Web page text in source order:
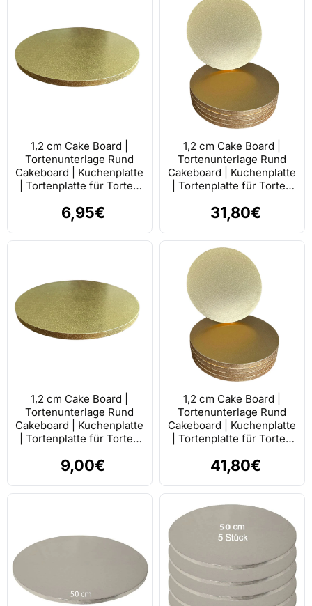
1,2 cm Cake Board |
Tortenunterlage Rund
Cakeboard | Kuchenplatte
| Tortenplatte für Torten
6,95€
1,2 cm Cake Board |
Tortenunterlage Rund
Cakeboard | Kuchenplatte
| Tortenplatte für Torten
31,80€
1,2 cm Cake Board |
Tortenunterlage Rund
Cakeboard | Kuchenplatte
| Tortenplatte für Torten
9,00€
1,2 cm Cake Board |
Tortenunterlage Rund
Cakeboard | Kuchenplatte
| Tortenplatte für Torten
41,80€